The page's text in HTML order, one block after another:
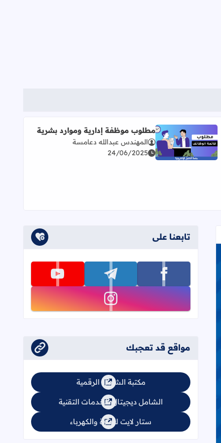
اقرأ المزيد عن مطلوب موظفة إدارية وموارد بشرية
مطلوب موظفة إدارية وموارد بشرية
المهندس عبدالله دعامسة
24/06/2025
تابعنا على
تابعنا على facebook تابعنا على telegram تابعنا على youtube
تابعنا على instagram
مواقع قد تعجبك
مكتبة الشامل الرقمية
الشامل ديجيتال للخدمات التقنية
ستار لايت للإنارة والكهرباء